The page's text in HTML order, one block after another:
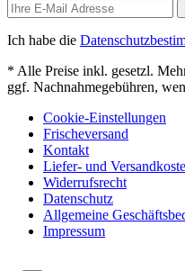
Ich habe die
* Alle Preise inkl. gesetzl.
ggf. Nachnahmegebühren,
Cookie-Einstellungen
Frischeversand
Kontakt
Liefer- und
Widerrufsrecht
Datenschutz
Allgemeine
Impressum